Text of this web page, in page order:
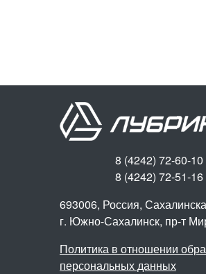
8 (4242) 72-60-10
8 (4242) 72-51-16
693006, Россия,
г. Южно-Сахалинск, пр-т
Политика в отношении
персональных данных